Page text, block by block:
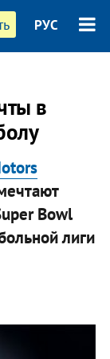
РУС
в
Bowl
лиги